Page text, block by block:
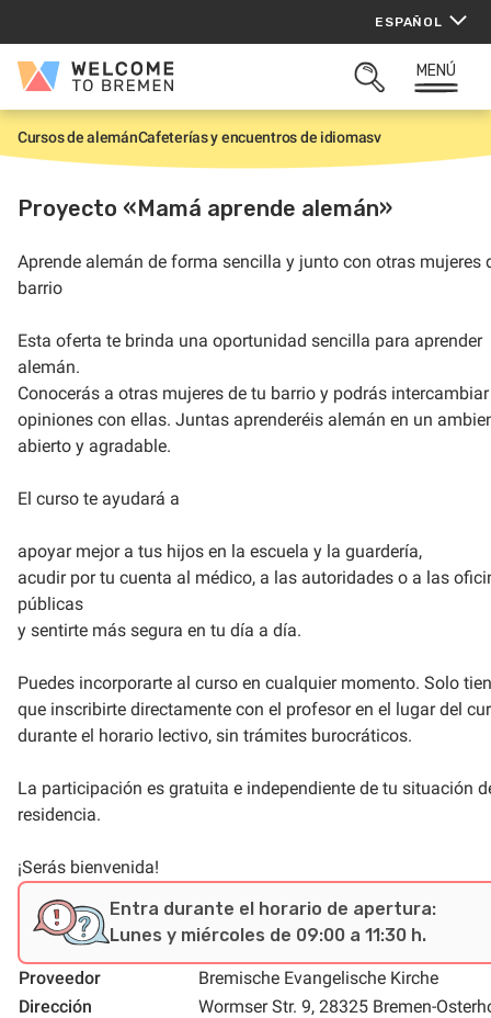
contenido
ESPAÑOL
Welcome
Bremen
ABRIR
MENÚ
I
n
c
i
Cursos de alemánCafeterías y encuentros de idiomasv
Proyecto «Mamá aprende alemán»
Aprende alemán de forma sencilla y junto con otras mujeres
barrio
Esta oferta te brinda una oportunidad sencilla para aprender
alemán.
Conocerás a otras mujeres de tu barrio y podrás intercambiar
opiniones con ellas. Juntas aprenderéis alemán en un
abierto y agradable.
El curso te ayudará a
apoyar mejor a tus hijos en la escuela y la guardería,
acudir por tu cuenta al médico, a las autoridades o a las
públicas
y sentirte más segura en tu día a día.
Puedes incorporarte al curso en cualquier momento. Solo
que inscribirte directamente con el profesor en el lugar del
durante el horario lectivo, sin trámites burocráticos.
La participación es gratuita e independiente de tu situación
residencia.
¡Serás bienvenida!
Entra durante el horario de apertura:
Lunes y miércoles de 09:00 a 11:30 h.
Proveedor
Bremische Evangelische Kirche
Dirección
Wormser Str. 9, 28325 Bremen-